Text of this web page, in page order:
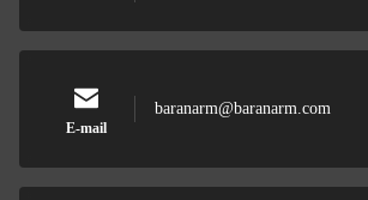
E-mail
baranarm@baranarm.com